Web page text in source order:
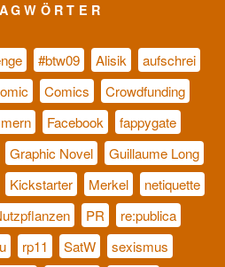
#btw09 Alisik
aufschrei
Comics
Crowdfunding
Facebook
fappygate
Graphic Novel
Guillaume Long
Kickstarter Merkel
netiquette
PR
re:publica
rp11 SatW
sexismus